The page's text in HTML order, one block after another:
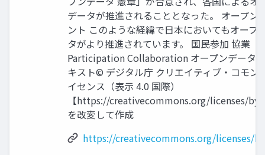
データが推進されることとなった。 オープン
ント このような経緯で日本においてもオープ
タがより推進されています。 国民参加 協業
Participation Collaboration オープンデータ
キスト© デジタル庁 クリエイティブ・コモン
イセンス（表示 4.0 国際）
【https://creativecommons.org/licenses/
を改変して作成
https://creativecommons.org/licenses/